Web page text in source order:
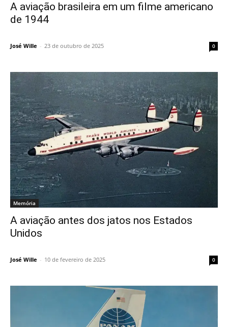
A aviação brasileira em um filme americano
de 1944
José Wille - 23 de outubro de 2025 0
Memória
A aviação antes dos jatos nos Estados
Unidos
José Wille - 10 de fevereiro de 2025 0